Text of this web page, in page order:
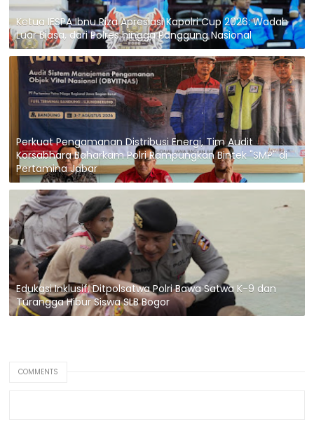
Ketua IESPA Ibnu Riza Apresiasi Kapolri Cup 2026: Wadah
Luar Biasa, dari Polres hingga Panggung Nasional
Perkuat Pengamanan Distribusi Energi, Tim Audit
Korsabhara Baharkam Polri Rampungkan Bintek "SMP" di
Pertamina Jabar
Edukasi Inklusif, Ditpolsatwa Polri Bawa Satwa K-9 dan
Turangga Hibur Siswa SLB Bogor
COMMENTS